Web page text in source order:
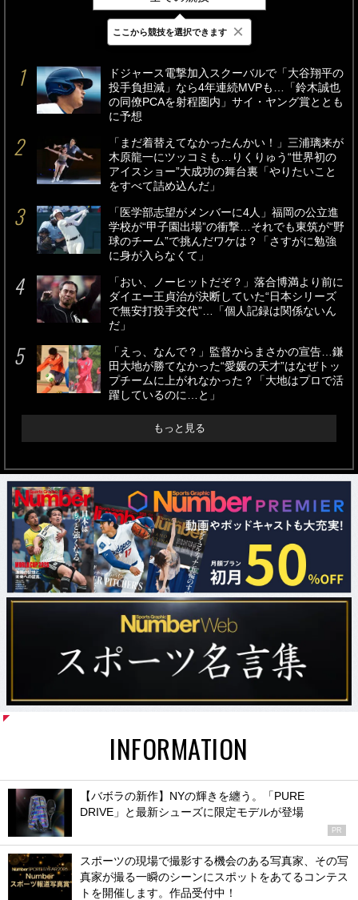
最新 24時間 週間
ドジャース電撃加入スクーバルで「大谷翔平の
投手負担減」なら4年連続MVPも…「鈴木誠也
の同僚PCAを射程圏内」サイ・ヤング賞ととも
に予想
「まだ着替えてなかったんかい！」三浦璃来が
木原龍一にツッコミも…りくりゅう“世界初の
アイスショー”大成功の舞台裏「やりたいこと
をすべて詰め込んだ」
「医学部志望がメンバーに4人」福岡の公立進
学校が“甲子園出場”の衝撃…それでも東筑が“野
球のチーム”で挑んだワケは？「さすがに勉強
に身が入らなくて」
「おい、ノーヒットだぞ？」落合博満より前に
ダイエー王貞治が決断していた“日本シリーズ
で無安打投手交代”…「個人記録は関係ないん
だ」
「えっ、なんで？」監督からまさかの宣告…鎌
田大地が勝てなかった“愛媛の天才”はなぜトッ
プチームに上がれなかった？「大地はプロで活
躍しているのに…と」
もっと見る
INFORMATION
【バボラの新作】NYの輝きを纏う。「PURE
DRIVE」と最新シューズに限定モデルが登場
PR
スポーツの現場で撮影する機会のある写真家、その写
真家が撮る一瞬のシーンにスポットをあてるコンテス
トを開催します。作品受付中！
ここから競技を選択できます ×